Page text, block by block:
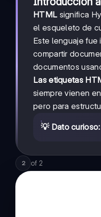
HTML significa
el esqueleto de
Este lenguaje fue
compartir
documentos
Las etiquetas
siempre vienen
pero para
💡 Dato curioso:
2 of 2